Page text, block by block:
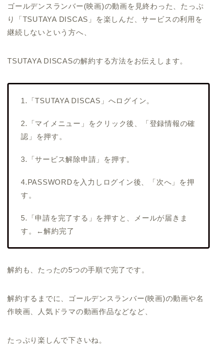
ゴールデンスランバー(映画)の動画を見終わった、たっぷ
り「TSUTAYA DISCAS」を楽しんだ、サービスの利用を
継続しないという方へ、
TSUTAYA DISCASの解約する方法をお伝えします。
1.「TSUTAYA DISCAS」へログイン。
2.「マイメニュー」をクリック後、「登録情報の確
認」を押す。
3.「サービス解除申請」を押す。
4.PASSWORDを入力しログイン後、「次へ」を押
す。
5.「申請を完了する」を押すと、メールが届きま
す。←解約完了
解約も、たったの5つの手順で完了です。
解約するまでに、ゴールデンスランバー(映画)の動画や名
作映画、人気ドラマの動画作品などなど、
たっぷり楽しんで下さいね。